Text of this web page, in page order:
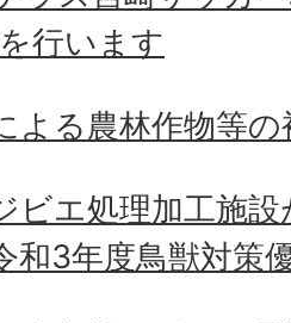
行います
よる農林作物等
ビエ処理加工施
和3年度鳥獣対策